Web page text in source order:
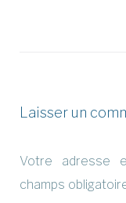
Laisser un
Votre adresse
champs